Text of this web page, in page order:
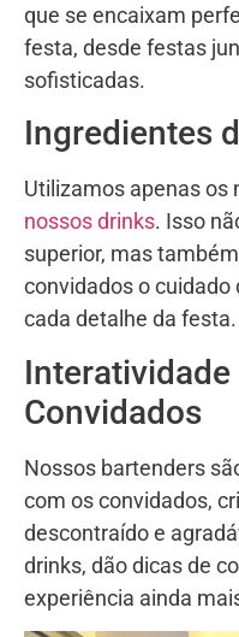
que se encaixam
festa, desde festas
sofisticadas.
Ingredientes
Utilizamos apenas os
nossos drinks. Isso
superior, mas
convidados o cuidado
cada detalhe da festa.
Convidados
Nossos bartenders
com os convidados,
descontraído e
drinks, dão dicas de
experiência ainda